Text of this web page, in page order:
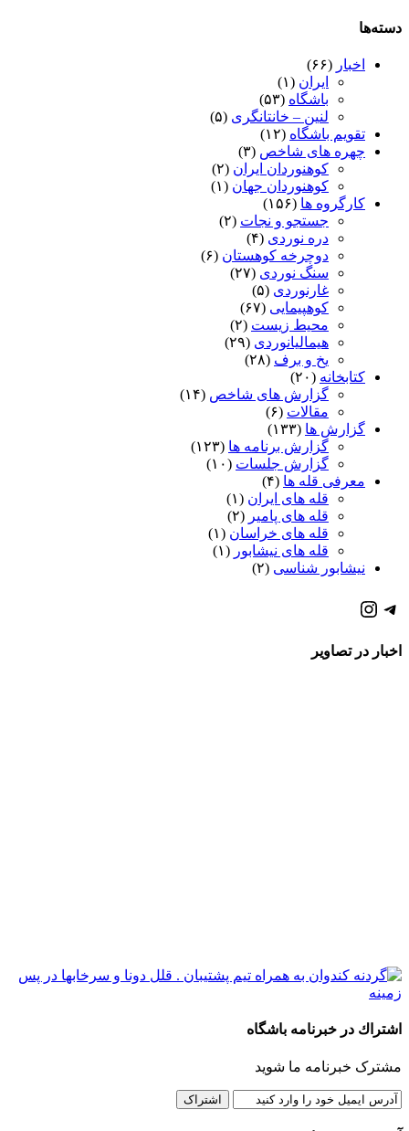
دسته‌ها
اخبار (۶۶)
ایران (۱)
باشگاه (۵۳)
لنین – خانتانگری (۵)
تقویم باشگاه (۱۲)
چهره های شاخص (۳)
کوهنوردان ایران (۲)
کوهنوردان جهان (۱)
کارگروه ها (۱۵۶)
جستجو و نجات (۲)
دره نوردی (۴)
دوچرخه کوهستان (۶)
سنگ نوردی (۲۷)
غارنوردی (۵)
کوهپیمایی (۶۷)
محیط زیست (۲)
هیمالیانوردی (۲۹)
یخ و برف (۲۸)
کتابخانه (۲۰)
گزارش های شاخص (۱۴)
مقالات (۶)
گزارش ها (۱۳۳)
گزارش برنامه ها (۱۲۳)
گزارش جلسات (۱۰)
معرفی قله ها (۴)
قله های ایران (۱)
قله های پامیر (۲)
قله های خراسان (۱)
قله های نیشابور (۱)
نیشابور شناسی (۲)
كانال تلگرام باشگاه
صفحه اينستاگرام باشگاه
اخبار در تصاویر
اشتراك در خبرنامه باشگاه
مشترک خبرنامه ما شوید